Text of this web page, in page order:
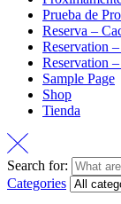
Prueba de
Reserva –
Reservation
Reservation
Sample Page
Shop
Tienda
Search for:
Categories